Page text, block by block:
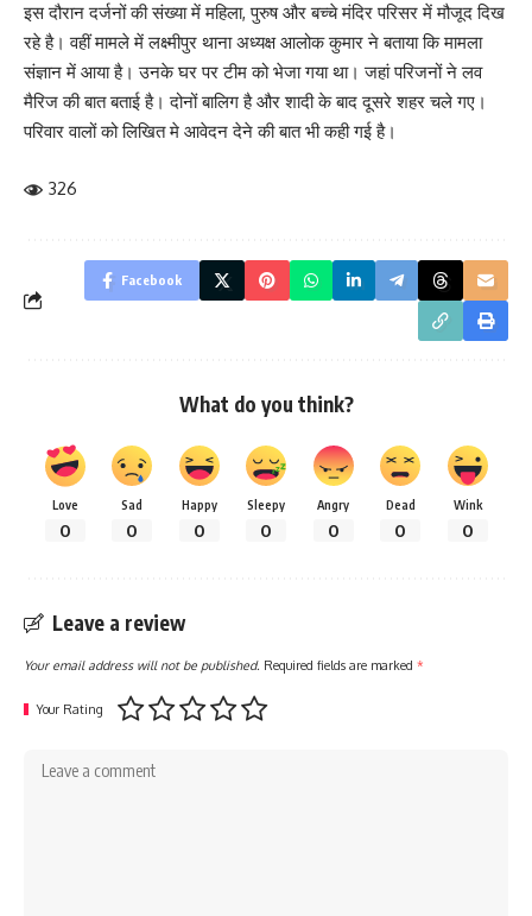
इस दौरान दर्जनों की संख्या में महिला, पुरुष और बच्चे मंदिर परिसर में मौजूद दिख
रहे है। वहीं मामले में लक्ष्मीपुर थाना अध्यक्ष आलोक कुमार ने बताया कि मामला
संज्ञान में आया है। उनके घर पर टीम को भेजा गया था। जहां परिजनों ने लव
मैरिज की बात बताई है। दोनों बालिग है और शादी के बाद दूसरे शहर चले गए।
परिवार वालों को लिखित मे आवेदन देने की बात भी कही गई है।
326
Facebook
What do you think?
Love
0
Sad
0
Happy
0
Sleepy
0
Angry
0
Dead
0
Wink
0
Leave a review
Your email address will not be published. Required fields are marked *
Your Rating